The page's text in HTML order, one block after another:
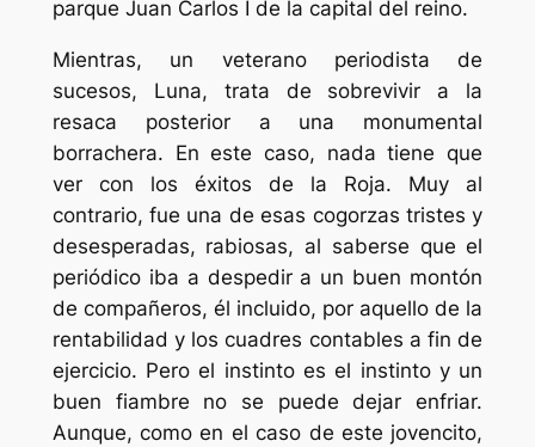
parque Juan Carlos I de la capital del reino.
Mientras, un veterano periodista de
sucesos, Luna, trata de sobrevivir a la
resaca posterior a una monumental
borrachera. En este caso, nada tiene que
ver con los éxitos de la Roja. Muy al
contrario, fue una de esas cogorzas tristes y
desesperadas, rabiosas, al saberse que el
periódico iba a despedir a un buen montón
de compañeros, él incluido, por aquello de la
rentabilidad y los cuadres contables a fin de
ejercicio. Pero el instinto es el instinto y un
buen fiambre no se puede dejar enfriar.
Aunque, como en el caso de este jovencito,